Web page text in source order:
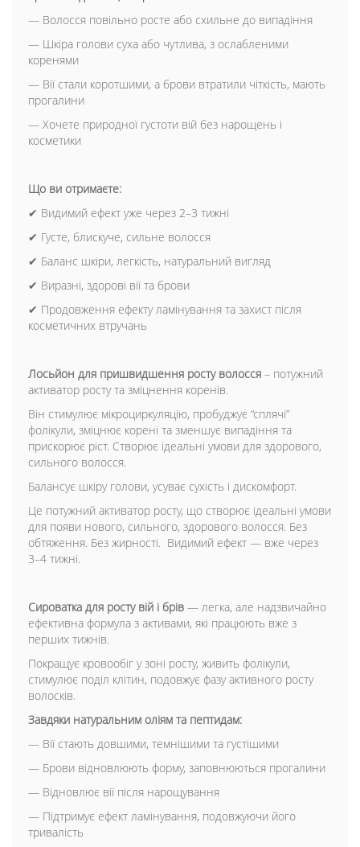
— Волосся повільно росте або схильне до випадіння
— Шкіра голови суха або чутлива, з ослабленими
коренями
— Вії стали коротшими, а брови втратили чіткість, мають
прогалини
— Хочете природної густоти вій без нарощень і
косметики
Що ви отримаєте:
✔ Видимий ефект уже через 2–3 тижні
✔ Густе, блискуче, сильне волосся
✔ Баланс шкіри, легкість, натуральний вигляд
✔ Виразні, здорові вії та брови
✔ Продовження ефекту ламінування та захист після
косметичних втручань
Лосьйон для пришвидшення росту волосся – потужний
активатор росту та зміцнення коренів.
Він стимулює мікроциркуляцію, пробуджує “сплячі”
фолікули, зміцнює корені та зменшує випадіння та
прискорює ріст. Створює ідеальні умови для здорового,
сильного волосся.
Балансує шкіру голови, усуває сухість і дискомфорт.
Це потужний активатор росту, що створює ідеальні умови
для появи нового, сильного, здорового волосся. Без
обтяження. Без жирності. Видимий ефект — вже через
3–4 тижні.
Сироватка для росту вій і брів — легка, але надзвичайно
ефективна формула з активами, які працюють вже з
перших тижнів.
Покращує кровообіг у зоні росту, живить фолікули,
стимулює поділ клітин, подовжує фазу активного росту
волосків.
Завдяки натуральним оліям та пептидам:
— Вії стають довшими, темнішими та густішими
— Брови відновлюють форму, заповнюються прогалини
— Відновлює вії після нарощування
— Підтримує ефект ламінування, подовжуючи його
тривалість